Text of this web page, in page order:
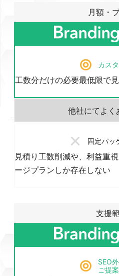
月額・
カス
工数分だけの必要最低限で
固定パッ
見積り工数削減や、利益重
ージプランしか存在しない
支援
SEO
ご提